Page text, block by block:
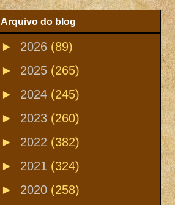
Arquivo do blog
► 2026 (89)
► 2025 (265)
► 2024 (245)
► 2023 (260)
► 2022 (382)
► 2021 (324)
► 2020 (258)